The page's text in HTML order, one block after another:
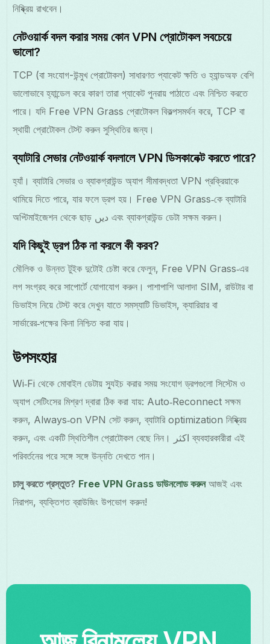
নিষ্ক্রিয় রাখবেন।
নেটওয়ার্ক বদল করার সময় কোন VPN প্রোটোকল সবচেয়ে
ভালো?
TCP (বা সংযোগ-উন্মুখ প্রোটোকল) সাধারণত প্যাকেট ক্ষতি ও হ্যান্ডঅফ বেশি
ভালোভাবে হ্যান্ডেল করে কারণ তারা প্যাকেট পুনরায় পাঠাতে এবং নিশ্চিত করতে
পারে। যদি Free VPN Grass প্রোটোকল বিকল্পসমর্থন করে, TCP বা
স্থায়ী প্রোটোকল টেস্ট করুন সুস্থিতির জন্য।
ব্যাটারি সেভার নেটওয়ার্ক বদলালে VPN ডিসকানেক্ট করতে পারে?
হ্যাঁ। ব্যাটারি সেভার ও ব্যাকগ্রাউন্ড অ্যাপ সীমাবদ্ধতা VPN প্রক্রিয়াকে
থামিয়ে দিতে পারে, যার ফলে ড্রপ হয়। Free VPN Grass‑কে ব্যাটারি
অপ্টিমাইজেশন থেকে ছাড় دیں এবং ব্যাকগ্রাউন্ড ডেটা সক্ষম করুন।
যদি কিছুই ড্রপ ঠিক না করলে কী করব?
মৌলিক ও উন্নত টুইক দুটোই চেষ্টা করে ফেলুন, Free VPN Grass‑এর
লগ সংগ্রহ করে সাপোর্টে যোগাযোগ করুন। পাশাপাশি আলাদা SIM, রাউটার বা
ডিভাইস নিয়ে টেস্ট করে দেখুন যাতে সমস্যাটি ডিভাইস, ক্যারিয়ার বা
সার্ভারের‑পক্ষের কিনা নিশ্চিত করা যায়।
উপসংহার
Wi‑Fi থেকে মোবাইল ডেটায় স্যুইচ করার সময় সংযোগ ড্রপগুলো সিস্টেম ও
অ্যাপ সেটিংসের মিশ্রণ দ্বারা ঠিক করা যায়: Auto‑Reconnect সক্ষম
করুন, Always‑on VPN সেট করুন, ব্যাটারি optimization নিষ্ক্রিয়
করুন, এবং একটি স্থিতিশীল প্রোটোকল বেছে নিন। اکثر ব্যবহারকারীরা এই
পরিবর্তনের পরে সঙ্গে সঙ্গে উন্নতি দেখতে পান।
চালু করতে প্রস্তুত? Free VPN Grass ডাউনলোড করুনআজই এবং
নিরাপদ, ব্যক্তিগত ব্রাউজিং উপভোগ করুন!